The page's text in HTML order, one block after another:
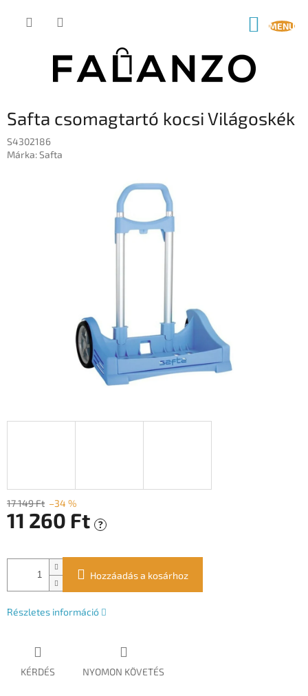
KOSÁR
Safta csomagtartó kocsi Világoskék
S4302186
Márka:Safta
17 149 Ft –34 %
11 260 Ft ?
Hozzáadás a kosárhoz
Részletes információ
KÉRDÉS NYOMON KÖVETÉS